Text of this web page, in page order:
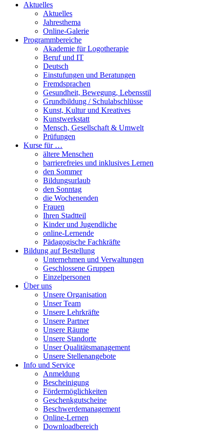
Aktuelles
Aktuelles
Jahresthema
Online-Galerie
Programmbereiche
Akademie für Logotherapie
Beruf und IT
Deutsch
Einstufungen und Beratungen
Fremdsprachen
Gesundheit, Bewegung, Lebensstil
Grundbildung / Schulabschlüsse
Kunst, Kultur und Kreatives
Kunstwerkstatt
Mensch, Gesellschaft & Umwelt
Prüfungen
Kurse für …
ältere Menschen
barrierefreies und inklusives Lernen
den Sommer
Bildungsurlaub
den Sonntag
die Wochenenden
Frauen
Ihren Stadtteil
Kinder und Jugendliche
online-Lernende
Pädagogische Fachkräfte
Bildung auf Bestellung
Unternehmen und Verwaltungen
Geschlossene Gruppen
Einzelpersonen
Über uns
Unsere Organisation
Unser Team
Unsere Lehrkräfte
Unsere Partner
Unsere Räume
Unsere Standorte
Unser Qualitätsmanagement
Unsere Stellenangebote
Info und Service
Anmeldung
Bescheinigung
Fördermöglichkeiten
Geschenkgutscheine
Beschwerdemanagement
Online-Lernen
Downloadbereich